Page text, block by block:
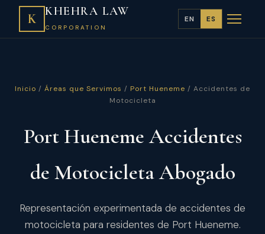
K KHEHRA LAW
CORPORATION
EN ES
Inicio / Áreas que Servimos / Port Hueneme / Accidentes de
Motocicleta
Port Hueneme Accidentes
de Motocicleta Abogado
Representación experimentada de accidentes de
motocicleta para residentes de Port Hueneme.